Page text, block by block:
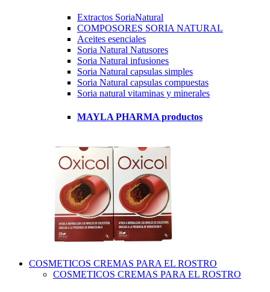
Extractos SoriaNatural
COMPOSORES SORIA NATURAL
Aceites esenciales
Soria Natural Natusores
Soria Natural infusiones
Soria Natural capsulas simples
Soria Natural capsulas compuestas
Soria natural vitaminas y minerales
MAYLA PHARMA productos
COSMETICOS CREMAS PARA EL ROSTRO
COSMETICOS CREMAS PARA EL ROSTRO